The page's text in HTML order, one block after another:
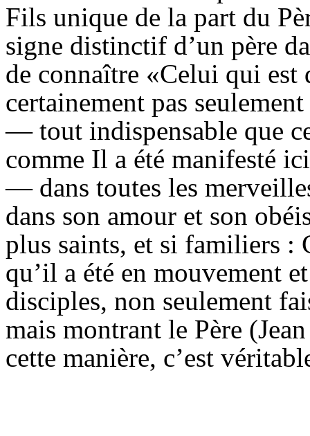
Fils unique de la part du
signe distinctif d’un père
de connaître «Celui qui est
certainement pas
— tout indispensable que
comme Il a été manifesté
— dans toutes les
dans son amour et son
plus saints, et si familiers :
qu’il a été en mouvement
disciples, non seulement
mais montrant le Père
cette manière, c’est